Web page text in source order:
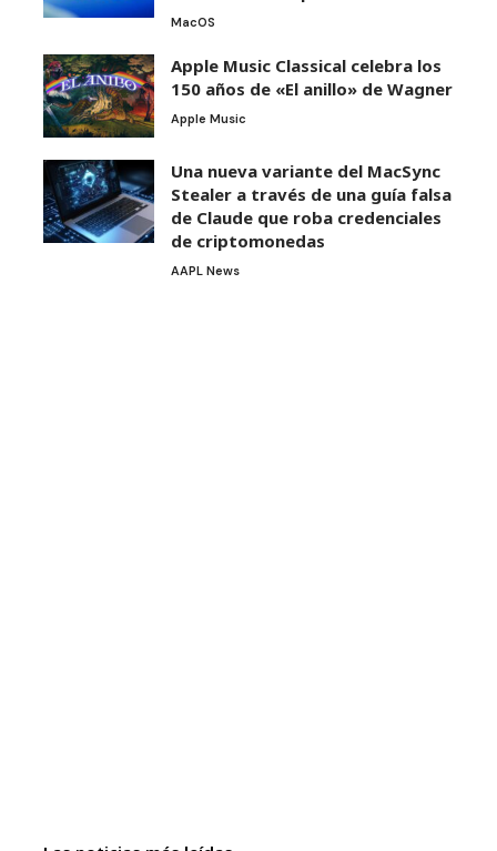
MacOS
Apple Music Classical celebra los
150 años de «El anillo» de Wagner
Apple Music
Una nueva variante del MacSync
Stealer a través de una guía falsa
de Claude que roba credenciales
de criptomonedas
AAPL News